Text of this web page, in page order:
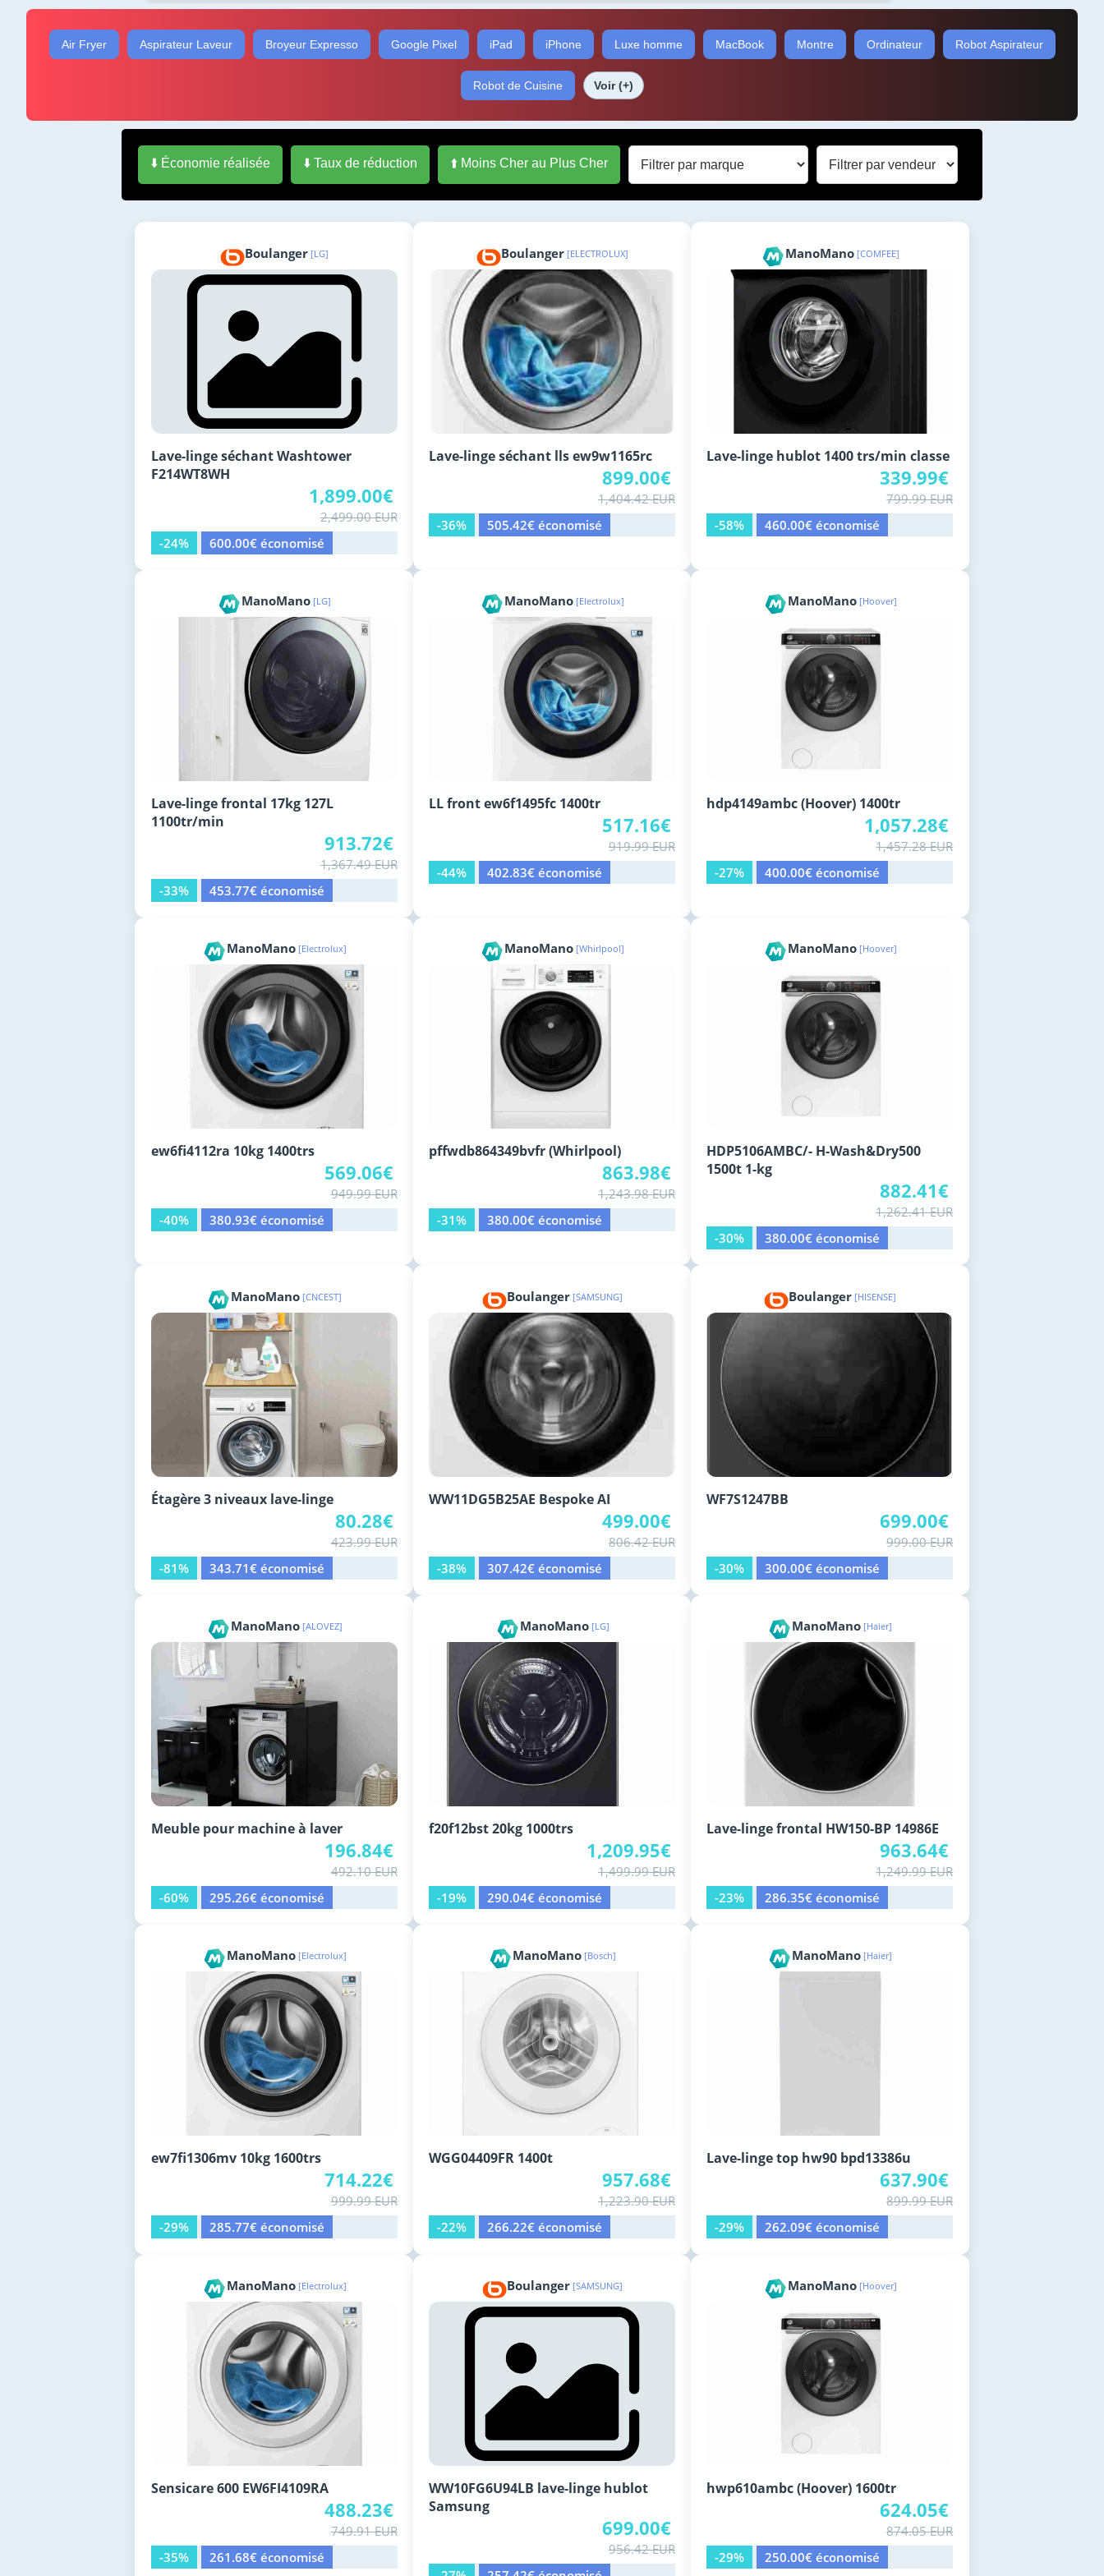
Air Fryer Aspirateur Laveur Broyeur Expresso Google Pixel iPad iPhone Luxe homme MacBook Montre Ordinateur Robot Aspirateur
Robot de Cuisine Voir (+)
⬇️ Économie réalisée ⬇️ Taux de réduction ⬆️ Moins Cher au Plus Cher
Boulanger [LG]
Lave-linge séchant Washtower
F214WT8WH
1,899.00€
2,499.00 EUR
-24%
600.00€ économisé
Boulanger [ELECTROLUX]
Lave-linge séchant lls ew9w1165rc
899.00€
1,404.42 EUR
-36%
505.42€ économisé
ManoMano [COMFEE]
Lave-linge hublot 1400 trs/min classe
339.99€
799.99 EUR
-58%
460.00€ économisé
ManoMano [LG]
Lave-linge frontal 17kg 127L
1100tr/min
913.72€
1,367.49 EUR
-33%
453.77€ économisé
ManoMano [Electrolux]
LL front ew6f1495fc 1400tr
517.16€
919.99 EUR
-44%
402.83€ économisé
ManoMano [Hoover]
hdp4149ambc (Hoover) 1400tr
1,057.28€
1,457.28 EUR
-27%
400.00€ économisé
ManoMano [Electrolux]
ew6fi4112ra 10kg 1400trs
569.06€
949.99 EUR
-40%
380.93€ économisé
ManoMano [Whirlpool]
pffwdb864349bvfr (Whirlpool)
863.98€
1,243.98 EUR
-31%
380.00€ économisé
ManoMano [Hoover]
HDP5106AMBC/- H-Wash&Dry500
1500t 1-kg
882.41€
1,262.41 EUR
-30%
380.00€ économisé
ManoMano [CNCEST]
Étagère 3 niveaux lave-linge
80.28€
423.99 EUR
-81%
343.71€ économisé
Boulanger [SAMSUNG]
WW11DG5B25AE Bespoke AI
499.00€
806.42 EUR
-38%
307.42€ économisé
Boulanger [HISENSE]
WF7S1247BB
699.00€
999.00 EUR
-30%
300.00€ économisé
ManoMano [ALOVEZ]
Meuble pour machine à laver
196.84€
492.10 EUR
-60%
295.26€ économisé
ManoMano [LG]
f20f12bst 20kg 1000trs
1,209.95€
1,499.99 EUR
-19%
290.04€ économisé
ManoMano [Haier]
Lave-linge frontal HW150-BP 14986E
963.64€
1,249.99 EUR
-23%
286.35€ économisé
ManoMano [Electrolux]
ew7fi1306mv 10kg 1600trs
714.22€
999.99 EUR
-29%
285.77€ économisé
ManoMano [Bosch]
WGG04409FR 1400t
957.68€
1,223.90 EUR
-22%
266.22€ économisé
ManoMano [Haier]
Lave-linge top hw90 bpd13386u
637.90€
899.99 EUR
-29%
262.09€ économisé
ManoMano [Electrolux]
Sensicare 600 EW6FI4109RA
488.23€
749.91 EUR
-35%
261.68€ économisé
Boulanger [SAMSUNG]
WW10FG6U94LB lave-linge hublot
Samsung
699.00€
956.42 EUR
ManoMano [Hoover]
hwp610ambc (Hoover) 1600tr
624.05€
874.05 EUR
-29%
250.00€ économisé